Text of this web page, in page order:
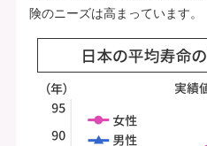
険のニーズは高まっています。